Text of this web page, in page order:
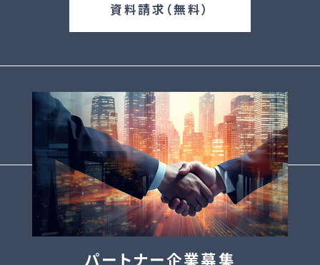
資料請求（無料）
パートナー企業募集